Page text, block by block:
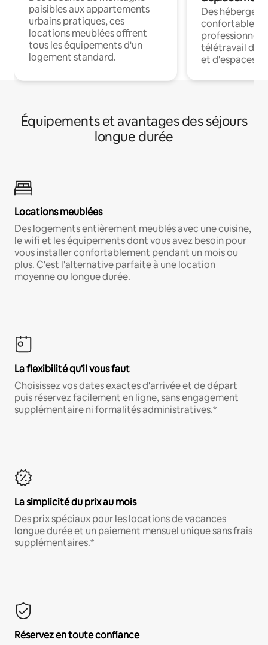
paisibles aux appartements
urbains pratiques, ces
locations meublées offrent
tous les équipements d'un
logement standard.
Des
confortables
professionnels
télétravail
et d'espaces
Équipements et avantages des séjours
longue durée
Locations meublées
Des logements entièrement meublés avec une cuisine,
le wifi et les équipements dont vous avez besoin pour
vous installer confortablement pendant un mois ou
plus. C'est l'alternative parfaite à une location
moyenne ou longue durée.
La flexibilité qu'il vous faut
Choisissez vos dates exactes d'arrivée et de départ
puis réservez facilement en ligne, sans engagement
supplémentaire ni formalités administratives.*
La simplicité du prix au mois
Des prix spéciaux pour les locations de vacances
longue durée et un paiement mensuel unique sans frais
supplémentaires.*
Réservez en toute confiance